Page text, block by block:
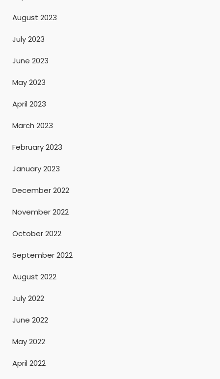
August 2023
July 2023
June 2023
May 2023
April 2023
March 2023
February 2023
January 2023
December 2022
November 2022
October 2022
September 2022
August 2022
July 2022
June 2022
May 2022
April 2022